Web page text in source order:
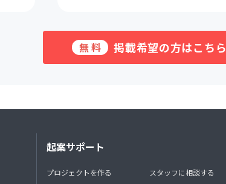
無料 掲載希望の方はこちら
起案サポート
プロジェクトを作る
スタッフに相談する